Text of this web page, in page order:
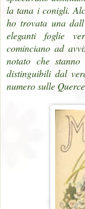
la tana i conigli.
ho trovata una
eleganti foglie
cominciano ad
notato che
distinguibili dal
numero sulle